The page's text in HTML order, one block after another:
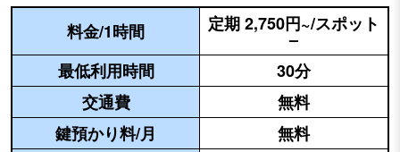
料金/1時間 定期 2,750円~/スポット
–
最低利用時間
30分
交通費
無料
鍵預かり料/月
無料